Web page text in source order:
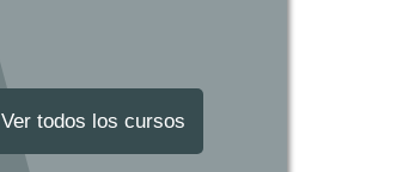
Ver todos los cursos